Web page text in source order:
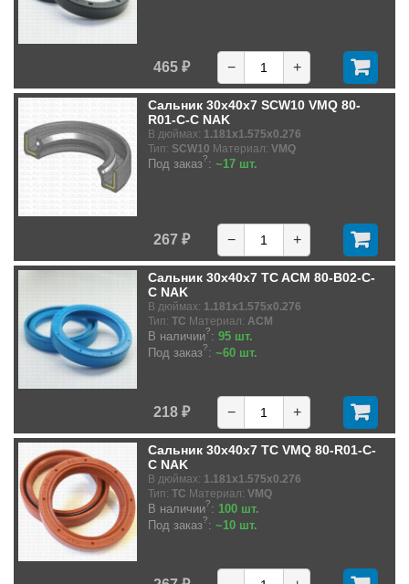
465 ₽ − +
Сальник 30x40x7 SCW10 VMQ 80-
R01-C-C NAK
В дюймах: 1.181x1.575x0.276
Тип: SCW10 Материал: VMQ
Под заказ?: ~17 шт.
267 ₽ − +
Сальник 30x40x7 TC ACM 80-B02-C-
C NAK
В дюймах: 1.181x1.575x0.276
Тип: TC Материал: ACM
В наличии?: 95 шт.
Под заказ?: ~60 шт.
218 ₽ − +
Сальник 30x40x7 TC VMQ 80-R01-C-
C NAK
В дюймах: 1.181x1.575x0.276
Тип: TC Материал: VMQ
В наличии?: 100 шт.
Под заказ?: ~10 шт.